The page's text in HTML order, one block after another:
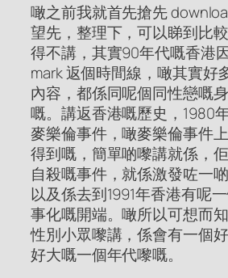
噉之前我就首先搶先
望先，整理下，可以睇到比
得不講，其實90年代嘅香港
mark 返個時間線，噉其實好
內容，都係同呢個同性戀嘅
嘅。講返香港嘅歷史，1980
麥樂倫事件，噉麥樂倫事件
得到嘅，簡單啲嚟講就係，
自殺嘅事件，就係激發咗一
以及係去到1991年香港有呢
事化嘅開端。噉所以可想而
性別小眾嚟講，係會有一個
好大嘅一個年代嚟嘅。